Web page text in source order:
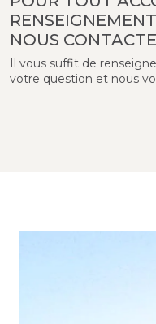
NOUS
Il vous suffit de
votre question et nous